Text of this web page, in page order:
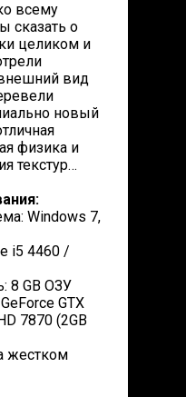
всему
сказать о
целиком и
вид
новый
физика и
текстур…
Windows 7,
i5 4460 /
8 GB ОЗУ
GTX
7870 (2GB
жестком